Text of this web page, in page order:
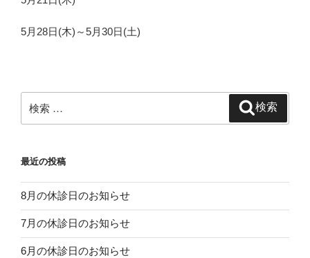
5月28日(木)～5月30日(土)
索:
検索
最近の投稿
8月の休診日のお知らせ
7月の休診日のお知らせ
6月の休診日のお知らせ